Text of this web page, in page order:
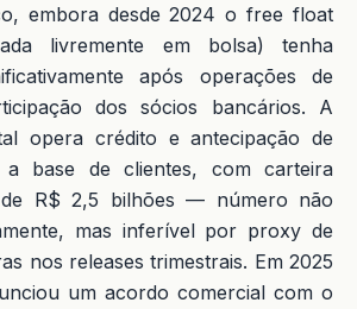
embora desde 2024 o free float
livremente em bolsa) tenha
após operações de
dos sócios bancários. A
opera crédito e antecipação de
a base de clientes, com carteira
de R$ 2,5 bilhões — número não
mas inferível por proxy de
nos releases trimestrais. Em 2025
um acordo comercial com o